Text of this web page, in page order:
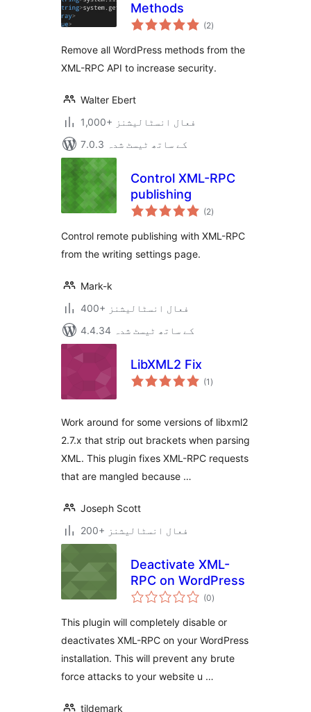
Methods
(2مجموعی
درجہ
)
Remove all WordPress methods from the
XML-RPC API to increase security.
Walter Ebert
1,000+ فعال انسٹالیشنز
7.0.3 کے ساتھ ٹیسٹ شدہ
Control XML-RPC
publishing
(2مجموعی
درجہ
)
Control remote publishing with XML-RPC
from the writing settings page.
Mark-k
400+ فعال انسٹالیشنز
4.4.34 کے ساتھ ٹیسٹ شدہ
LibXML2 Fix
(1 مجموعی
درجہ
)
Work around for some versions of libxml2
2.7.x that strip out brackets when parsing
XML. This plugin fixes XML-RPC requests
that are mangled because …
Joseph Scott
200+ فعال انسٹالیشنز
Deactivate XML-
RPC on WordPress
(0مجموعی
درجہ
)
This plugin will completely disable or
deactivates XML-RPC on your WordPress
installation. This will prevent any brute
force attacks to your website u …
tildemark